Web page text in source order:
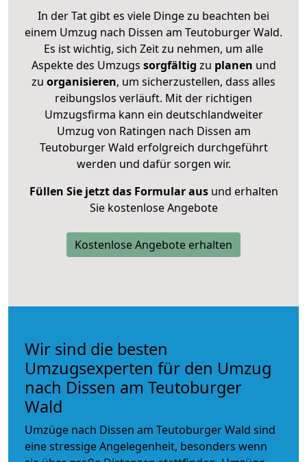
In der Tat gibt es viele Dinge zu beachten bei
einem Umzug nach Dissen am Teutoburger Wald.
Es ist wichtig, sich Zeit zu nehmen, um alle
Aspekte des Umzugs sorgfältig zu planen und
zu organisieren, um sicherzustellen, dass alles
reibungslos verläuft. Mit der richtigen
Umzugsfirma kann ein deutschlandweiter
Umzug von Ratingen nach Dissen am
Teutoburger Wald erfolgreich durchgeführt
werden und dafür sorgen wir.
Füllen Sie jetzt das Formular ausund erhalten
Sie kostenlose Angebote
Kostenlose Angebote erhalten
Wir sind die besten
Umzugsexperten für den Umzug
nach Dissen am Teutoburger
Wald
Umzüge nach Dissen am Teutoburger Wald sind
eine stressige Angelegenheit, besonders wenn